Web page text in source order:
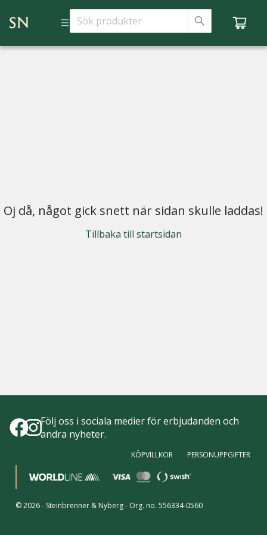
Oj då, något gick snett när sidan skulle laddas!
Tillbaka till startsidan
Följ oss i sociala medier för erbjudanden och
andra nyheter.
KÖPVILLKOR PERSONUPPGIFTER
©2026- Steinbrenner & Nyberg- Org. no. 556334-0560